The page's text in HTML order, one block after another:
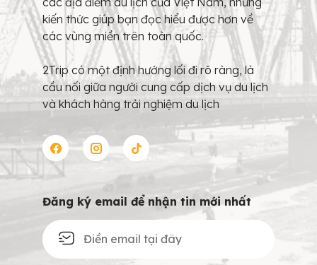
kiến thức giúp bạn đọc hiểu được hơn về
các vùng miền trên toàn quốc.
2Trip có một định hướng lối đi rõ ràng, là
cầu nối giữa người cung cấp dịch vụ du lịch
và khách hàng trải nghiệm du lịch
Đăng ký email để nhận tin mới nhất